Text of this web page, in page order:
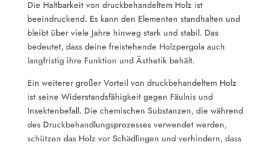
Die Haltbarkeit von druckbehandeltem Holz ist
beeindruckend. Es kann den Elementen standhalten und
bleibt über viele Jahre hinweg stark und stabil. Das
bedeutet, dass deine freistehende Holzpergola auch
langfristig ihre Funktion und Ästhetik behält.
Ein weiterer großer Vorteil von druckbehandeltem Holz
ist seine Widerstandsfähigkeit gegen Fäulnis und
Insektenbefall. Die chemischen Substanzen, die während
des Druckbehandlungsprozesses verwendet werden,
schützen das Holz vor Schädlingen und verhindern, dass